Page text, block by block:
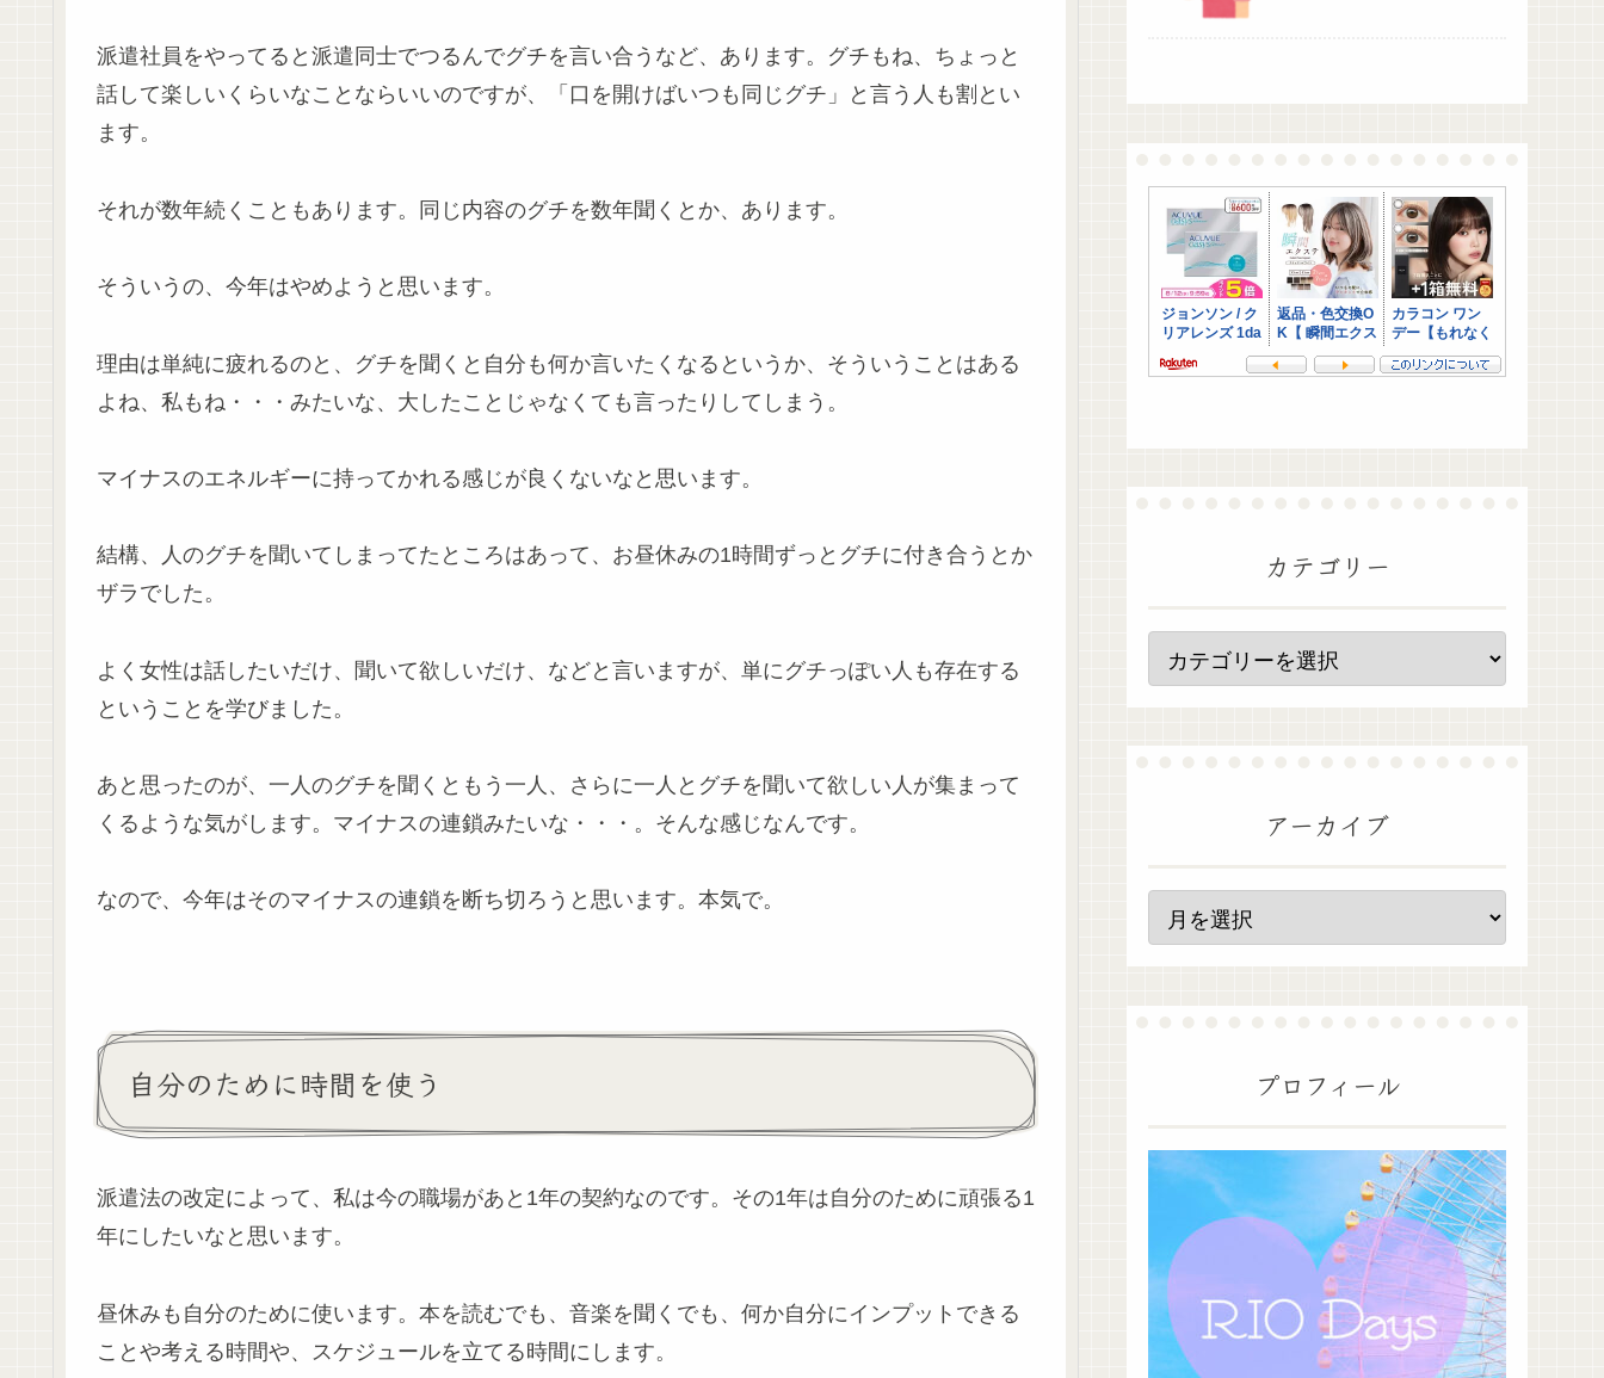
派遣社員をやってると派遣同士でつるんでグチを言い合うなど、あります。グチもね、ちょっと
話して楽しいくらいなことならいいのですが、「口を開けばいつも同じグチ」と言う人も割とい
ます。
それが数年続くこともあります。同じ内容のグチを数年聞くとか、あります。
そういうの、今年はやめようと思います。
理由は単純に疲れるのと、グチを聞くと自分も何か言いたくなるというか、そういうことはある
よね、私もね・・・みたいな、大したことじゃなくても言ったりしてしまう。
マイナスのエネルギーに持ってかれる感じが良くないなと思います。
結構、人のグチを聞いてしまってたところはあって、お昼休みの1時間ずっとグチに付き合うとか
ザラでした。
よく女性は話したいだけ、聞いて欲しいだけ、などと言いますが、単にグチっぽい人も存在する
ということを学びました。
あと思ったのが、一人のグチを聞くともう一人、さらに一人とグチを聞いて欲しい人が集まって
くるような気がします。マイナスの連鎖みたいな・・・。そんな感じなんです。
なので、今年はそのマイナスの連鎖を断ち切ろうと思います。本気で。
自分のために時間を使う
派遣法の改定によって、私は今の職場があと1年の契約なのです。その1年は自分のために頑張る1
年にしたいなと思います。
昼休みも自分のために使います。本を読むでも、音楽を聞くでも、何か自分にインプットできる
ことや考える時間や、スケジュールを立てる時間にします。
カテゴリー
アーカイブ
プロフィール